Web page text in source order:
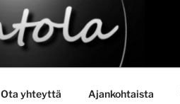
Ota yhteyttä Ajankohtaista